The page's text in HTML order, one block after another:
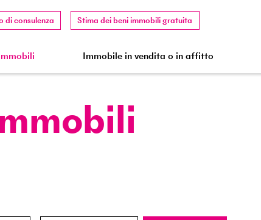
di consulenza Stima dei beni immobili gratuita
Immobile in vendita o in affitto